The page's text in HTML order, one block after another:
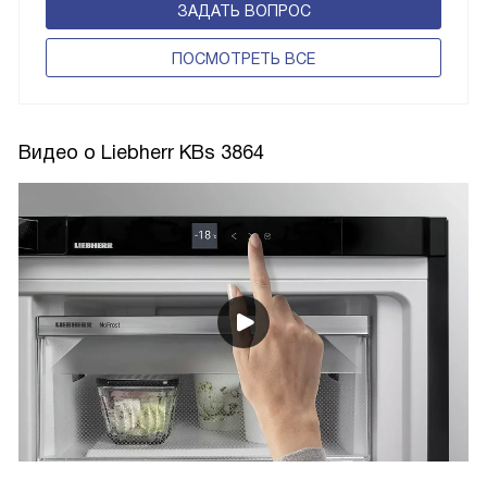
ЗАДАТЬ ВОПРОС
ПОCМОТРЕТЬ ВСЕ
Видео о Liebherr KBs 3864